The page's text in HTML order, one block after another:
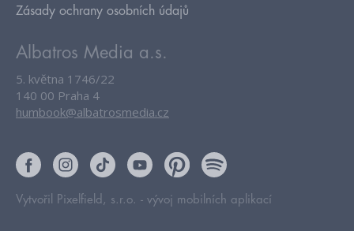
Zásady ochrany osobních údajů
Albatros Media a.s.
5. května 1746/22
140 00 Praha 4
humbook@albatrosmedia.cz
Vytvořil Pixelfield, s.r.o. - vývoj mobilních aplikací